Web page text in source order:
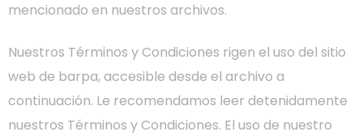
mencionado en nuestros archivos.
Nuestros Términos y Condiciones rigen el uso del sitio
web de barpa, accesible desde el archivo a
continuación. Le recomendamos leer detenidamente
nuestros Términos y Condiciones. El uso de nuestro